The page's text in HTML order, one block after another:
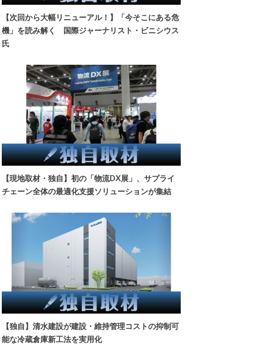
【次回から大幅リニューアル！】「今そこにある危
機」を読み解く 国際ジャーナリスト・ビニシウス
氏
【現地取材・独自】初の「物流DX展」、サプライ
チェーン全体の最適化支援ソリューションが集結
【独自】清水建設が建設・維持管理コストの抑制可
能な冷蔵倉庫新工法を実用化